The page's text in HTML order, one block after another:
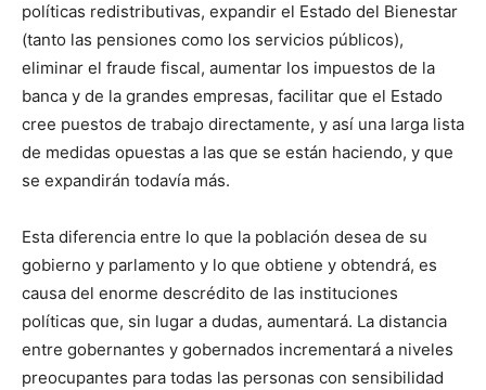
políticas redistributivas, expandir el Estado del Bienestar
(tanto las pensiones como los servicios públicos),
eliminar el fraude fiscal, aumentar los impuestos de la
banca y de la grandes empresas, facilitar que el Estado
cree puestos de trabajo directamente, y así una larga lista
de medidas opuestas a las que se están haciendo, y que
se expandirán todavía más.
Esta diferencia entre lo que la población desea de su
gobierno y parlamento y lo que obtiene y obtendrá, es
causa del enorme descrédito de las instituciones
políticas que, sin lugar a dudas, aumentará. La distancia
entre gobernantes y gobernados incrementará a niveles
preocupantes para todas las personas con sensibilidad